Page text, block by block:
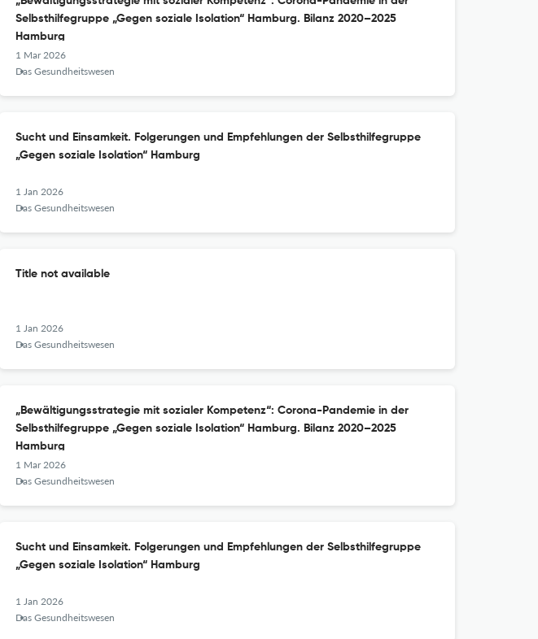
Selbsthilfegruppe „Gegen soziale Isolation“ Hamburg. Bilanz 2020–2025
Hamburg
1 Mar 2026
Das Gesundheitswesen
Sucht und Einsamkeit. Folgerungen und Empfehlungen der Selbsthilfegruppe
„Gegen soziale Isolation“ Hamburg
1 Jan 2026
Das Gesundheitswesen
Title not available
1 Jan 2026
Das Gesundheitswesen
„Bewältigungsstrategie mit sozialer Kompetenz“: Corona-Pandemie in der
Selbsthilfegruppe „Gegen soziale Isolation“ Hamburg. Bilanz 2020–2025
Hamburg
1 Mar 2026
Das Gesundheitswesen
Sucht und Einsamkeit. Folgerungen und Empfehlungen der Selbsthilfegruppe
„Gegen soziale Isolation“ Hamburg
1 Jan 2026
Das Gesundheitswesen